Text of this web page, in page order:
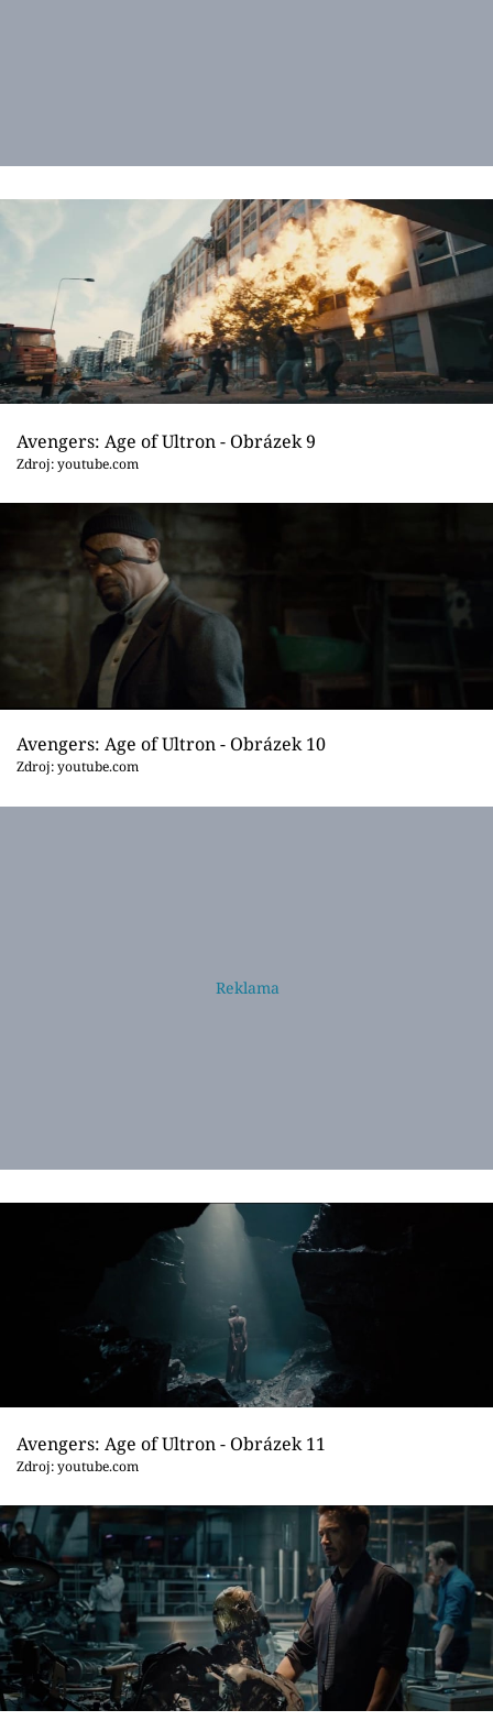
Avengers: Age of Ultron - Obrázek 9
Zdroj: youtube.com
Avengers: Age of Ultron - Obrázek 10
Zdroj: youtube.com
Avengers: Age of Ultron - Obrázek 11
Zdroj: youtube.com